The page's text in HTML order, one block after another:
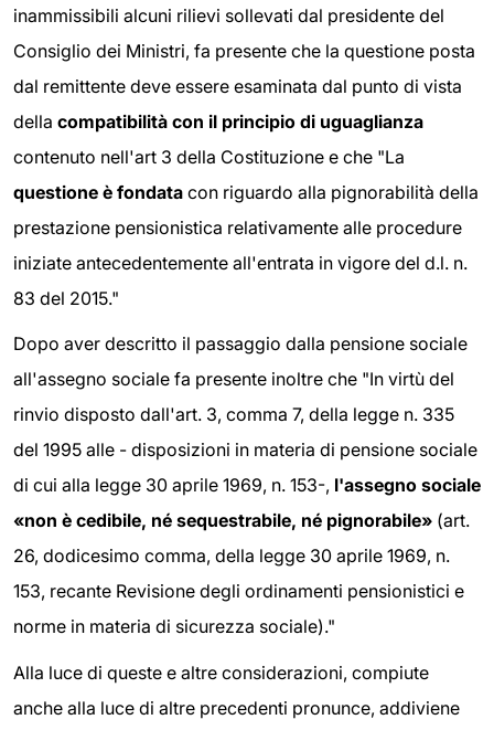
inammissibili alcuni rilievi sollevati dal presidente del
Consiglio dei Ministri, fa presente che la questione posta
dal remittente deve essere esaminata dal punto di vista
della compatibilità con il principio di uguaglianza
contenuto nell'art 3 della Costituzione e che "La
questione è fondata con riguardo alla pignorabilità della
prestazione pensionistica relativamente alle procedure
iniziate antecedentemente all'entrata in vigore del d.l. n.
83 del 2015."
Dopo aver descritto il passaggio dalla pensione sociale
all'assegno sociale fa presente inoltre che "In virtù del
rinvio disposto dall'art. 3, comma 7, della legge n. 335
del 1995 alle - disposizioni in materia di pensione sociale
di cui alla legge 30 aprile 1969, n. 153-, l'assegno sociale
«non è cedibile, né sequestrabile, né pignorabile» (art.
26, dodicesimo comma, della legge 30 aprile 1969, n.
153, recante Revisione degli ordinamenti pensionistici e
norme in materia di sicurezza sociale)."
Alla luce di queste e altre considerazioni, compiute
anche alla luce di altre precedenti pronunce, addiviene